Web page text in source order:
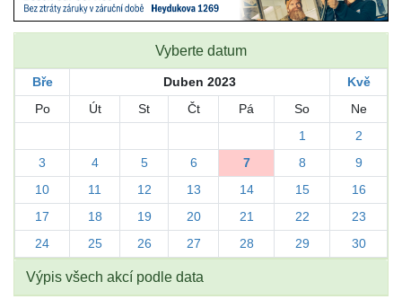
Vyberte datum
Bře Duben 2023
Kvě
Po
Út St Čt Pá So
Ne
1
2
3
4 5 6 7 8
9
10
11 12 13 14 15
16
17
18 19 20 21 22
23
24
25 26 27 28 29 30
Výpis všech akcí podle data